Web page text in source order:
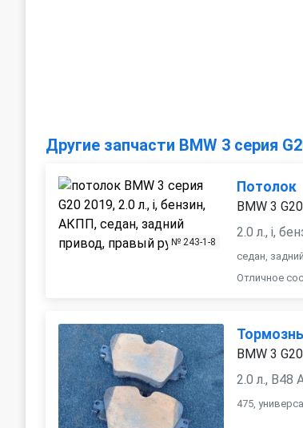
Другие запчасти BMW 3 серия
№ 243-1-8
Потолок
BMW 3
2.0 л., i,
седан,
Отличное
BMW 3
2.0 л., B48
475,